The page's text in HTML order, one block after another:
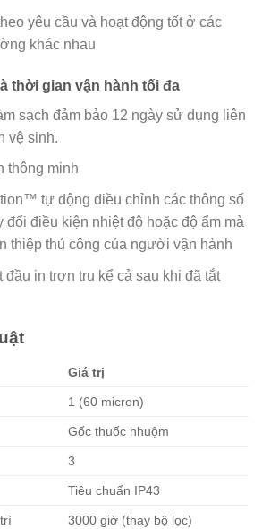
yêu cầu và hoạt động tốt ở các
khác nhau
thời gian vận hành tối đa
sạch đảm bảo 12 ngày sử dụng liên
vệ sinh.
thông minh
tự động điều chỉnh các thông số
đổi điều kiện nhiệt độ hoặc độ ẩm mà
thiệp thủ công của người vận hành
đầu in trơn tru kể cả sau khi đã tắt
Giá trị
1 (60 micron)
Gốc thuốc nhuộm
3
Tiêu chuẩn IP43
3000 giờ (thay bộ lọc)